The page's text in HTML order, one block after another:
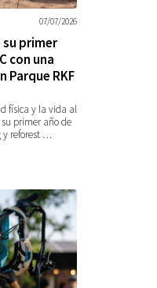
07/07/2026
primer
con una
Parque RKF
física y la vida al
primer año de
y reforest …